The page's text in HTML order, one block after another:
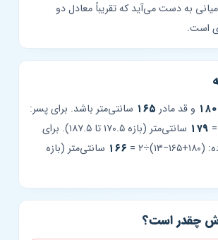
به دست می‌آید که تقریباً معادل دو
و قد مادر۱۶۵سانتی‌متر باشد. برای پسر:
سانتی‌متر (بازه ۱۷۰.۵ تا ۱۸۷.۵). برای
۱۶۶سانتی‌متر (بازه
است؟